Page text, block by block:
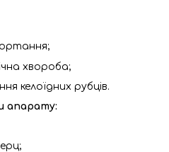
хвороба;
келоїдних рубців.
апарату: